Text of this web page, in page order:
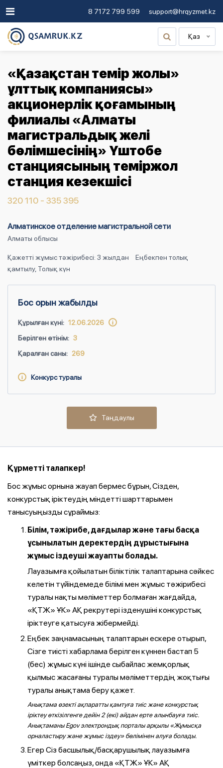
8 7172 799 599 support@hrqyzmet.kz
Қаз
«Қазақстан темір жолы»
ұлттық компаниясы»
акционерлік қоғамының
филиалы «Алматы
магистральдық желі
бөлімшесінің» Үштобе
станциясының теміржол
станция кезекшісі
320 110 - 335 395
Алматинское отделение магистральной сети
Алматы облысы
Қажетті жұмыс тәжірибесі: 3 жылдан
Еңбекпен толық
қамтылу, Толық күн
Бос орын жабылды
Құрылған күні: 12.06.2026
Берілген өтінім: 3
Қаралған саны: 269
Конкурс туралы
Таңдаулы
Құрметті талапкер!
Бос жұмыс орнына жауап бермес бұрын, Сізден,
конкурстық іріктеудің міндетті шарттарымен
танысуыңызды сұраймыз:
Білім, тәжірибе, дағдылар және тағы басқа
ұсынылатын деректердің дұрыстығына
жұмыс іздеуші жауапты болады.
Лауазымға қойылатын біліктілік талаптарына сәйкес
келетін түйіндемеде білімі мен жұмыс тәжірибесі
туралы нақты мәліметтер болмаған жағдайда,
«ҚТЖ» ҰК» АҚ рекрутері ізденушіні конкурстық
іріктеуге қатысуға жібермейді.
Еңбек заңнамасының талаптарын ескере отырып,
Сізге тиісті хабарлама берілген күннен бастап 5
(бес) жұмыс күні ішінде сыбайлас жемқорлық
қылмыс жасағаны туралы мәліметтердің жоқтығы
туралы анықтама беру қажет.
Анықтама өзекті ақпаратты қамтуға тиіс және конкурстық
іріктеу өткізілгенге дейін 2 (екі) айдан ерте алынбауға тиіс.
Анықтаманы Egov электрондық порталы арқылы «Жұмысқа
орналастыру және жұмыс іздеу» бөлімінен алуға болады.
Егер Сіз басшылық/басқарушылық лауазымға
үміткер болсаңыз, онда «ҚТЖ» ҰК» АҚ